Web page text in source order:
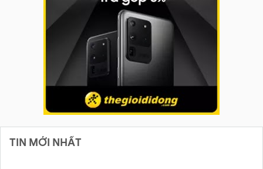
TIN MỚI NHẤT